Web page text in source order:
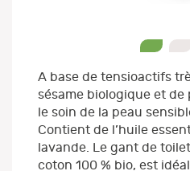
A base de tensioactifs
sésame biologique et
le soin de la peau
Contient de l’huile
lavande. Le gant de
coton 100 % bio, est